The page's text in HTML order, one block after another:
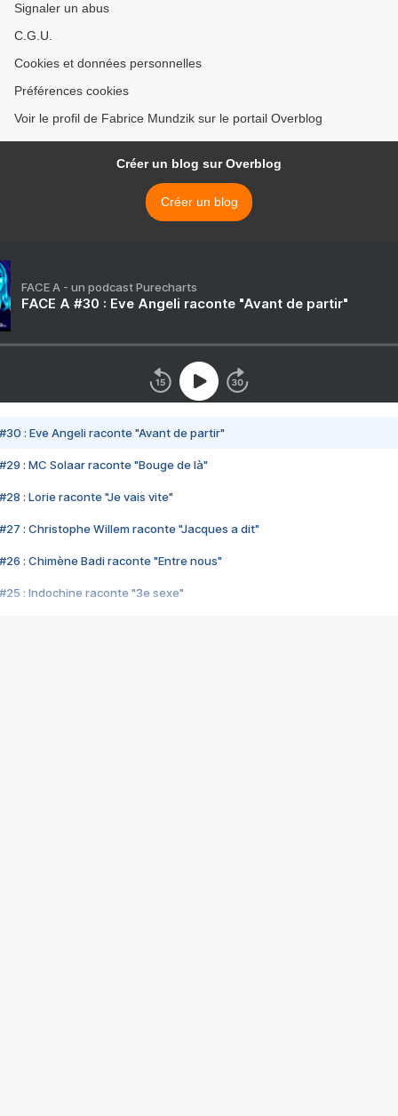
Signaler un abus
C.G.U.
Cookies et données personnelles
Préférences cookies
Voir le profil de Fabrice Mundzik sur le portail Overblog
Créer un blog sur Overblog
Créer un blog
FACE A - un podcast Purecharts
FACE A #30 : Eve Angeli raconte "Avant de partir"
#30 : Eve Angeli raconte "Avant de partir"
#29 : MC Solaar raconte "Bouge de là"
#28 : Lorie raconte "Je vais vite"
#27 : Christophe Willem raconte "Jacques a dit"
#26 : Chimène Badi raconte "Entre nous"
#25 : Indochine raconte "3e sexe"